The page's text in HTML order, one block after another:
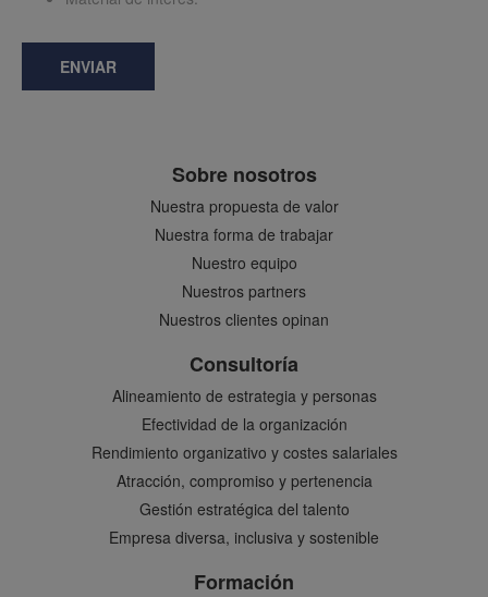
ENVIAR
Sobre nosotros
Nuestra propuesta de valor
Nuestra forma de trabajar
Nuestro equipo
Nuestros partners
Nuestros clientes opinan
Consultoría
Alineamiento de estrategia y personas
Efectividad de la organización
Rendimiento organizativo y costes salariales
Atracción, compromiso y pertenencia
Gestión estratégica del talento
Empresa diversa, inclusiva y sostenible
Formación